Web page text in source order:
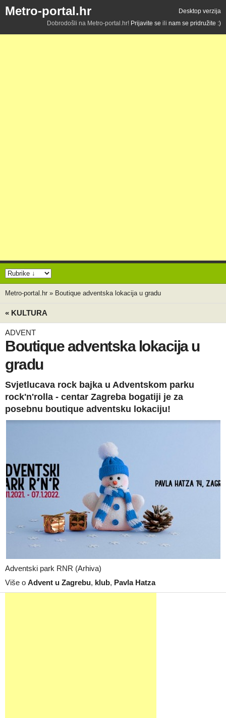
Metro-portal.hr
Desktop verzija
Dobrodošli na Metro-portal.hr! Prijavite se ili nam se pridružite :)
Metro-portal.hr » Boutique adventska lokacija u gradu
« KULTURA
ADVENT
Boutique adventska lokacija u
gradu
Svjetlucava rock bajka u Adventskom parku
rock'n'rolla - centar Zagreba bogatiji je za
posebnu boutique adventsku lokaciju!
Adventski park RNR (Arhiva)
Više o Advent u Zagrebu, klub, Pavla Hatza